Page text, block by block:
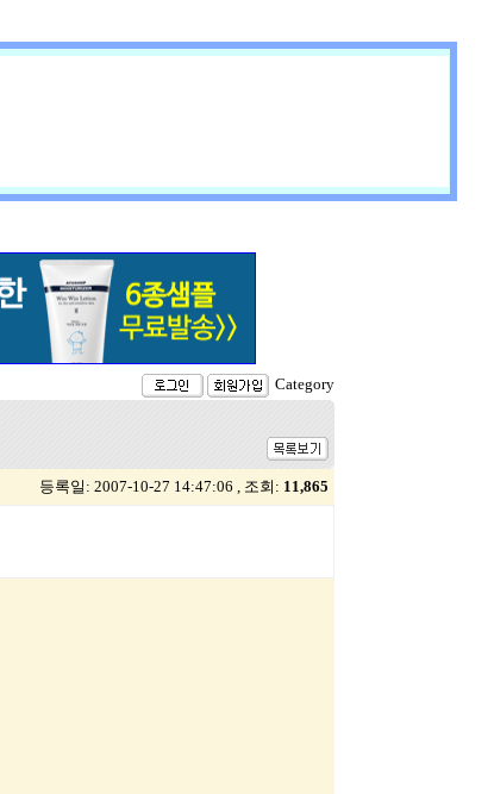
Category
등록일: 2007-10-27 14:47:06 , 조회: 11,865